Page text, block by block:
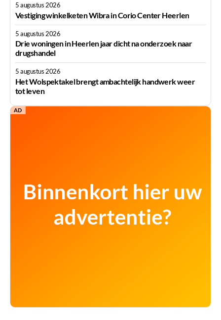
5 augustus 2026
Vestiging winkelketen Wibra in Corio Center Heerlen
5 augustus 2026
Drie woningen in Heerlen jaar dicht na onderzoek naar
drugshandel
5 augustus 2026
Het Wolspektakel brengt ambachtelijk handwerk weer
tot leven
AD